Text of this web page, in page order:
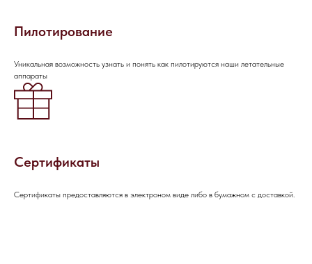
Пилотирование
Уникальная возможность узнать и понять как пилотируются наши летательные
аппараты
Сертификаты
Сертификаты предоставляются в электроном виде либо в бумажном с доставкой.
НАПИШИТЕ НАМ В TELEGRAM